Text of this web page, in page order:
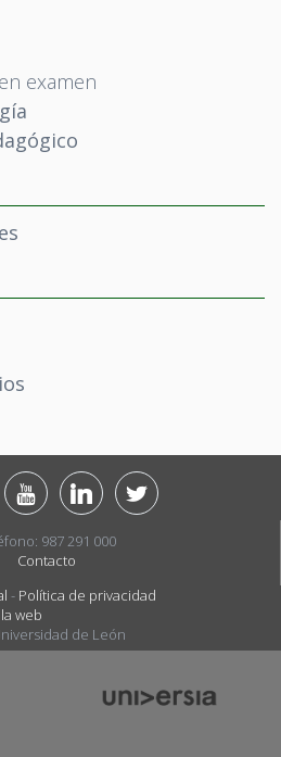
examen
987 291 000
Contacto
- Política de privacidad
web
de León